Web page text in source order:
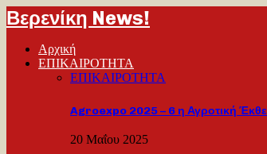
Βερενίκη News!
Αρχική
ΕΠΙΚΑΙΡΟΤΗΤΑ
ΕΠΙΚΑΙΡΟΤΗΤΑ
Agroexpo 2025 – 6 η Αγροτική
20 Μαΐου 2025